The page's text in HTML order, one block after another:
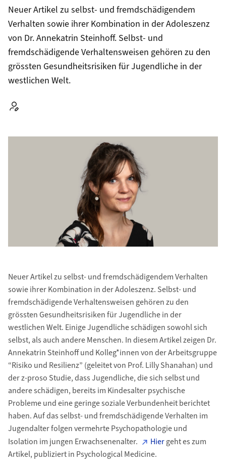
Neuer Artikel zu selbst- und fremdschädigendem
Verhalten sowie ihrer Kombination in der Adoleszenz
von Dr. Annekatrin Steinhoff. Selbst- und
fremdschädigende Verhaltensweisen gehören zu den
grössten Gesundheitsrisiken für Jugendliche in der
westlichen Welt.
Neuer Artikel zu selbst- und fremdschädigendem Verhalten
sowie ihrer Kombination in der Adoleszenz. Selbst- und
fremdschädigende Verhaltensweisen gehören zu den
grössten Gesundheitsrisiken für Jugendliche in der
westlichen Welt. Einige Jugendliche schädigen sowohl sich
selbst, als auch andere Menschen. In diesem Artikel zeigen Dr.
Annekatrin Steinhoff und Kolleg*innen von der Arbeitsgruppe
“Risiko und Resilienz” (geleitet von Prof. Lilly Shanahan) und
der z-proso Studie, dass Jugendliche, die sich selbst und
andere schädigen, bereits im Kindesalter psychische
Probleme und eine geringe soziale Verbundenheit berichtet
haben. Auf das selbst- und fremdschädigende Verhalten im
Jugendalter folgen vermehrte Psychopathologie und
Isolation im jungen Erwachsenenalter.
Hiergeht es zum
Artikel, publiziert in Psychological Medicine.